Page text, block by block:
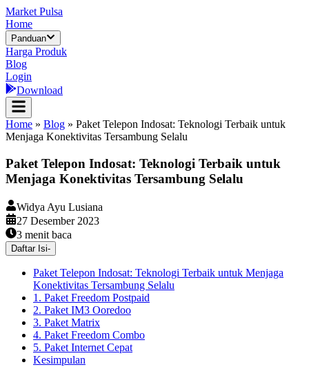
Market Pulsa
Home
Panduan
Harga Produk
Blog
Login
Download
Home » Blog » Paket Telepon Indosat: Teknologi Terbaik untuk
Menjaga Konektivitas Tersambung Selalu
Paket Telepon Indosat: Teknologi Terbaik untuk
Menjaga Konektivitas Tersambung Selalu
Widya Ayu Lusiana
27 Desember 2023
3 menit baca
Daftar Isi-
Paket Telepon Indosat: Teknologi Terbaik untuk Menjaga
Konektivitas Tersambung Selalu
1. Paket Freedom Postpaid
2. Paket IM3 Ooredoo
3. Paket Matrix
4. Paket Freedom Combo
5. Paket Internet Cepat
Kesimpulan